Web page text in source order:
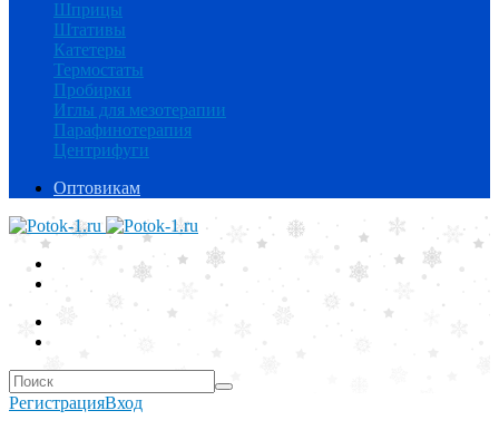
Шприцы
Штативы
Катетеры
Термостаты
Пробирки
Иглы для мезотерапии
Парафинотерапия
Центрифуги
Оптовикам
РегистрацияВход